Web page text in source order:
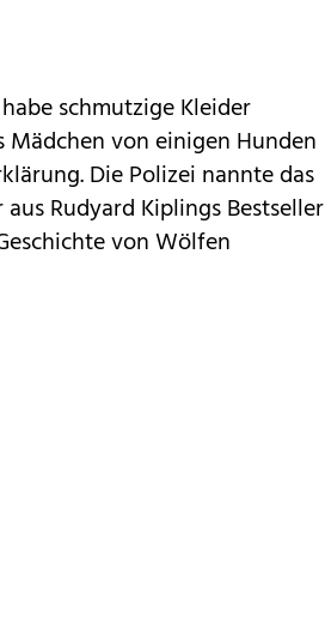
schmutzige Kleider
von einigen Hunden
Die Polizei nannte das
Rudyard Kiplings Bestseller
von Wölfen